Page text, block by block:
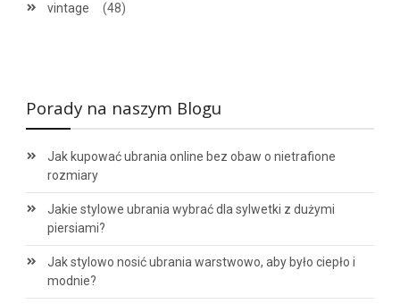
vintage (48)
Porady na naszym Blogu
Jak kupować ubrania online bez obaw o nietrafione
rozmiary
Jakie stylowe ubrania wybrać dla sylwetki z dużymi
piersiami?
Jak stylowo nosić ubrania warstwowo, aby było ciepło i
modnie?